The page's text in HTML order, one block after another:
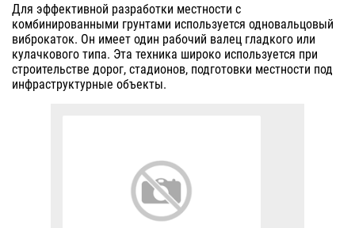
Для эффективной разработки местности с
комбинированными грунтами используется одновальцовый
виброкаток. Он имеет один рабочий валец гладкого или
кулачкового типа. Эта техника широко используется при
строительстве дорог, стадионов, подготовки местности под
инфраструктурные объекты.